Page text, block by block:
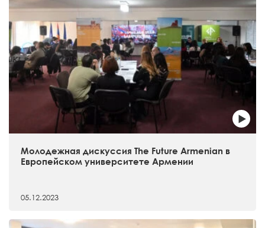
Молодежная дискуссия The Future Armenian в
Европейском университете Армении
05.12.2023